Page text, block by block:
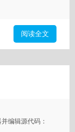
阅读全文
编辑源代码：